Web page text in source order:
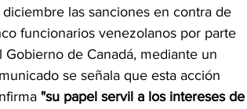
las sanciones en contra de
funcionarios venezolanos por parte
Gobierno de Canadá, mediante un
se señala que esta acción
"su papel servil a los intereses